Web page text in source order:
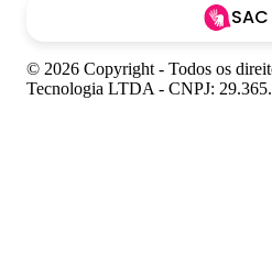
© 2026 Copyright - Todos os
Tecnologia LTDA - CNPJ: